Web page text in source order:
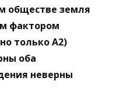
обществе земля
фактором
только А2)
оба
неверны